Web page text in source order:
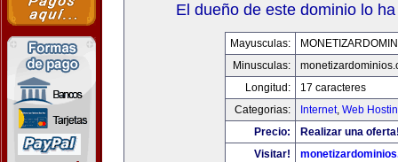
El dueño de este dominio lo
Mayusculas:
Minusculas:
Longitud:
17 caracteres
Categorias:
Internet, Web
Precio:
Realizar una
Visitar!